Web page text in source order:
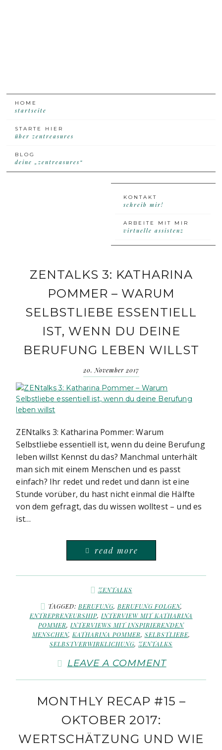
HOME
startseite
STARTE HIER
über zentreasures
BLOG
deine „zentreasures“
KONTAKT
schreib mir!
ARBEITE MIT MIR
virtuelle assistenz
ZENTALKS 3: KATHARINA
POMMER – WARUM
SELBSTLIEBE ESSENTIELL
IST, WENN DU DEINE
BERUFUNG LEBEN WILLST
20. November 2017
ZENtalks 3: Katharina Pommer: Warum
Selbstliebe essentiell ist, wenn du deine Berufung
leben willst Kennst du das? Manchmal unterhält
man sich mit einem Menschen und es passt
einfach? Ihr redet und redet und dann ist eine
Stunde vorüber, du hast nicht einmal die Hälfte
von dem gefragt, das du wissen wolltest – und es
ist…
read more
ZENTALKS
TAGGED:BERUFUNG,BERUFUNG FOLGEN,
ENTREPRENEURSHIP,INTERVIEW MIT KATHARINA
POMMER,INTERVIEWS MIT INSPIRIERENDEN
MENSCHEN,KATHARINA POMMER, SELBSTLIEBE,
SELBSTVERWIRKLICHUNG,ZENTALKS
LEAVE A COMMENT
MONTHLY RECAP #15 –
OKTOBER 2017:
WERTSCHÄTZUNG UND WIE